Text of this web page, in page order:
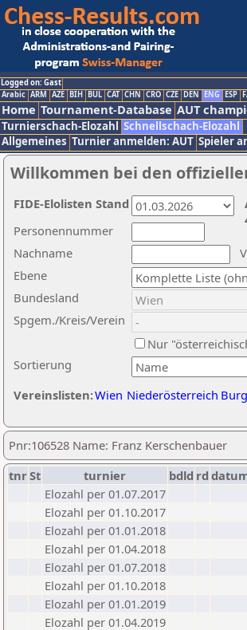
Logged on: Gast
Arabic ARM AZE BIH BUL CAT CHN CRO CZE DEN ENG ESP
Home Tournament-Database AUT
Turnierschach-Elozahl Schnellschach-Elozahl
Allgemeines Turnier anmelden: AUT Spieler
Willkommen bei den
Nachname
Ebene
Sortierung
Personennummer
Bundesland
Spgem./Kreis/Verein
Nur
Vereinslisten:Wien Niederösterreich
FIDE-Elolisten Stand
Pnr:106528 Name: Franz Kerschenbauer
tnrSt turnier bdld rd
Elozahl per 01.07.2017
Elozahl per 01.10.2017
Elozahl per 01.01.2018
Elozahl per 01.04.2018
Elozahl per 01.07.2018
Elozahl per 01.10.2018
Elozahl per 01.01.2019
Elozahl per 01.04.2019